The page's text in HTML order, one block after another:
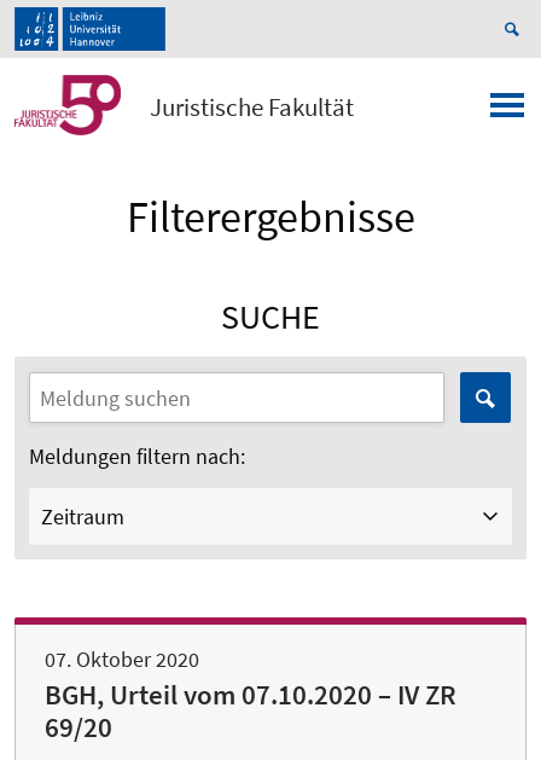
Juristische Fakultät
Filterergebnisse
SUCHE
Meldungen filtern nach:
Zeitraum
07. Oktober 2020
BGH, Urteil vom 07.10.2020 – IV ZR
69/20